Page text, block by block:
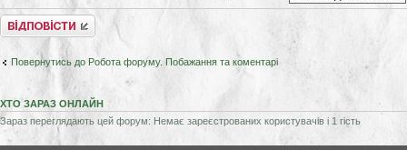
Відповісти
Повернутись до Робота форуму. Побажання та коментарі
ХТО ЗАРАЗ ОНЛАЙН
Зараз переглядають цей форум: Немає зареєстрованих користувачів і 1 гість